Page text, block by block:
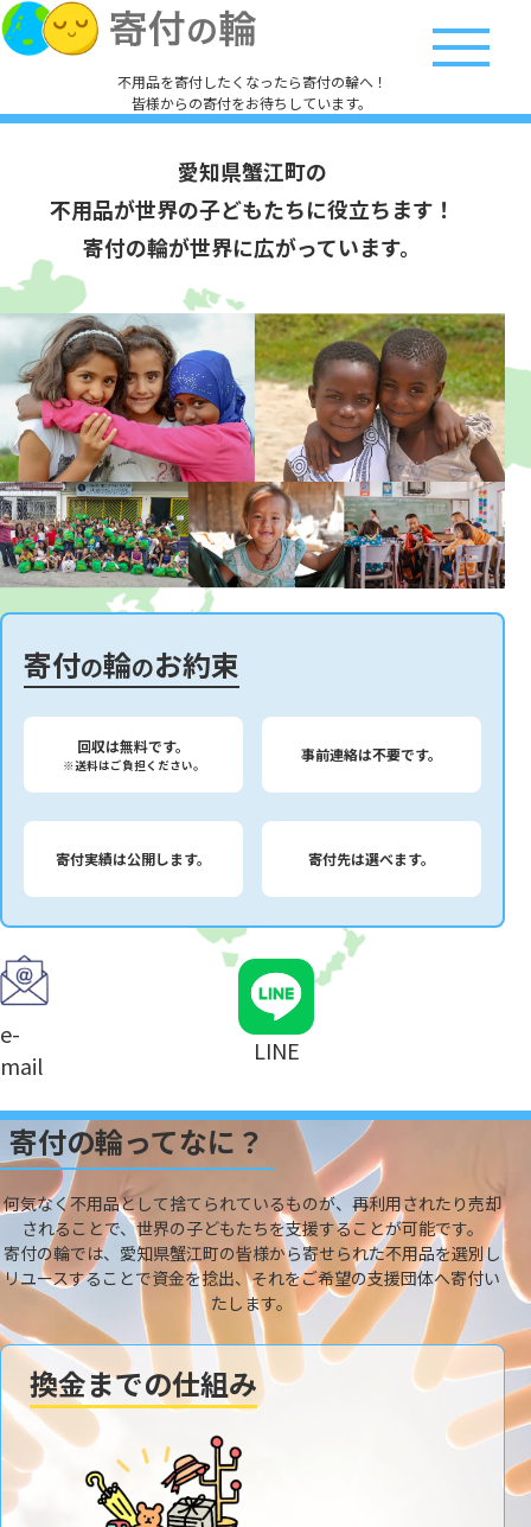
不用品を寄付したくなったら寄付の輪へ！
皆様からの寄付をお待ちしています。
愛知県蟹江町の
不用品が世界の子どもたちに役立ちます！
寄付の輪が世界に広がっています。
寄付の輪のお約束
回収は無料です。
※送料はご負担ください。
事前連絡は不要です。
寄付実績は公開します。 寄付先は選べます。
e-
mail
LINE
寄付の輪ってなに？
何気なく不用品として捨てられているものが、再利用されたり売却
されることで、世界の子どもたちを支援することが可能です。
寄付の輪では、愛知県蟹江町の皆様から寄せられた不用品を選別し
リユースすることで資金を捻出、それをご希望の支援団体へ寄付い
たします。
換金までの仕組み